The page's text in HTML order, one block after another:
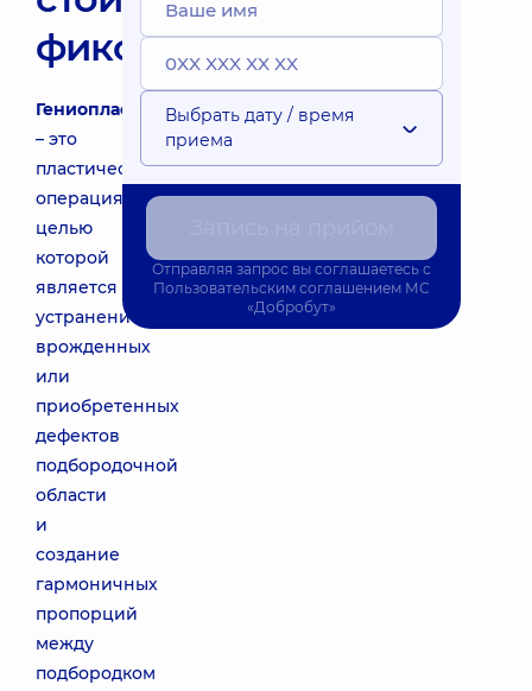
фиксаторов)
Гениопластика
– это
пластическая
операция
целью
которой
является
устранение
врожденных
или
приобретенных
дефектов
подбородочной
области
и
создание
гармоничных
пропорций
между
подбородком
Выбрать дату / время
приема
Отправляя запрос вы соглашаетесь с
Пользовательским соглашением МС
«Добробут»